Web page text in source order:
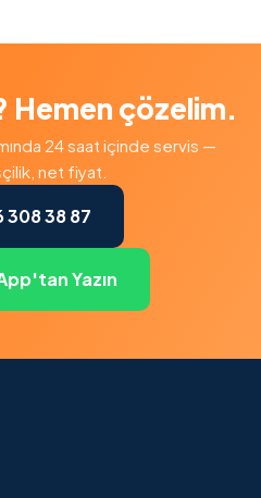
Hemen çözelim.
24 saat içinde servis —
net fiyat.
308 38 87
Yazın